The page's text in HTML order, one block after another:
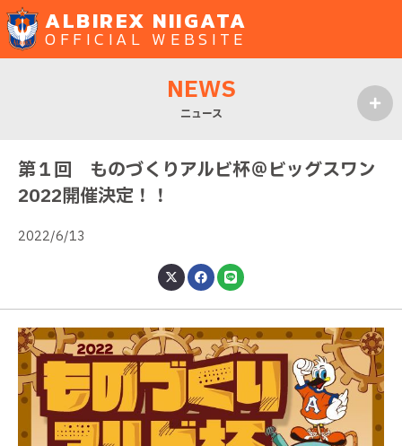
ALBIREX NIIGATA
OFFICIAL WEBSITE
NEWS
ニュース
第１回 ものづくりアルビ杯＠ビッグスワン
2022開催決定！！
2022/6/13